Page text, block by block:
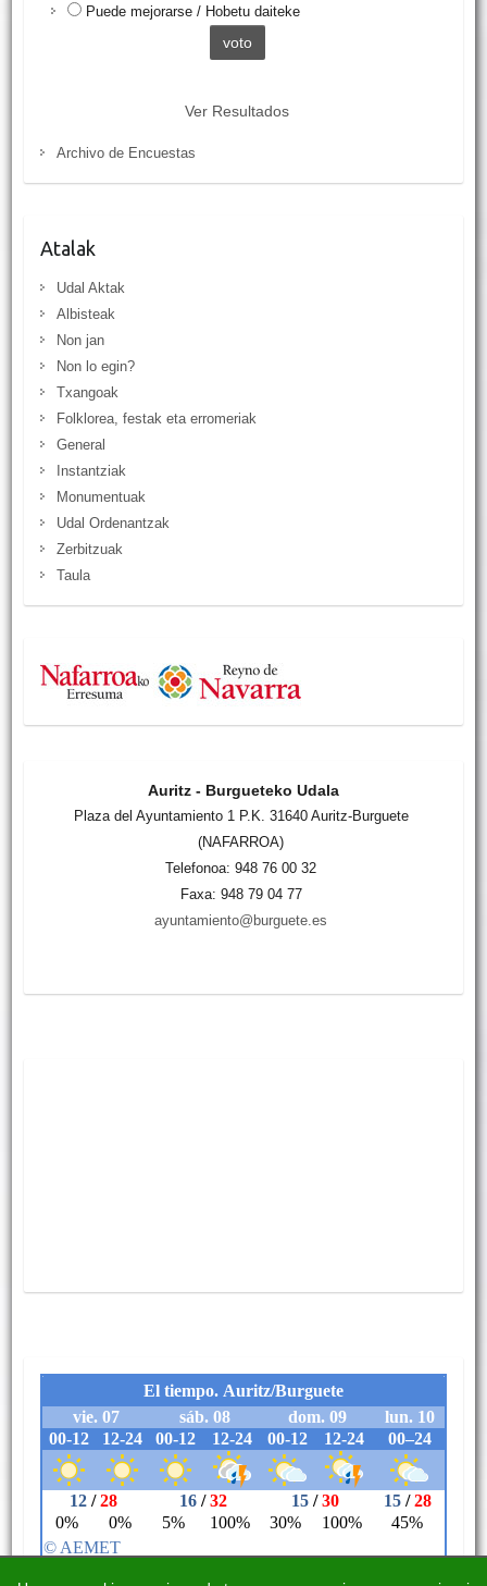
Puede mejorarse / Hobetu daiteke
Ver Resultados
Archivo de Encuestas
Atalak
Udal Aktak
Albisteak
Non jan
Non lo egin?
Txangoak
Folklorea, festak eta erromeriak
General
Instantziak
Monumentuak
Udal Ordenantzak
Zerbitzuak
Taula
Auritz - Burgueteko Udala
Plaza del Ayuntamiento 1 P.K. 31640 Auritz-Burguete
(NAFARROA)
Telefonoa: 948 76 00 32
Faxa: 948 79 04 77
ayuntamiento@burguete.es